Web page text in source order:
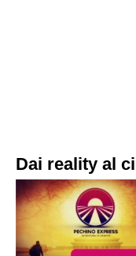
Dai reality al